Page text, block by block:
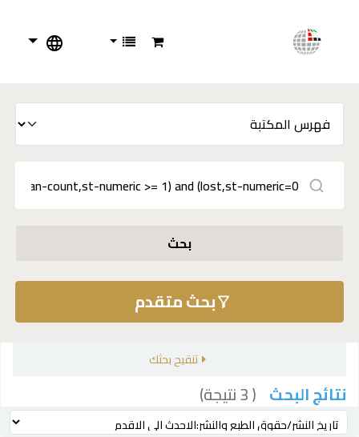
بحث
بحث متقدم
تنقيح بحثك
نتائج البحث ( 3 نتيجة)
ترتيب بواسطة: